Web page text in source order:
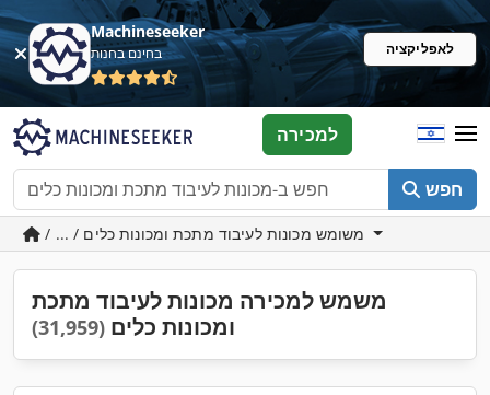
Machineseeker
בחינם בחנות לאפליקציה
חפש
למכירה
משמש למכירה מכונות לעיבוד מתכת
ומכונות כלים (31,959)